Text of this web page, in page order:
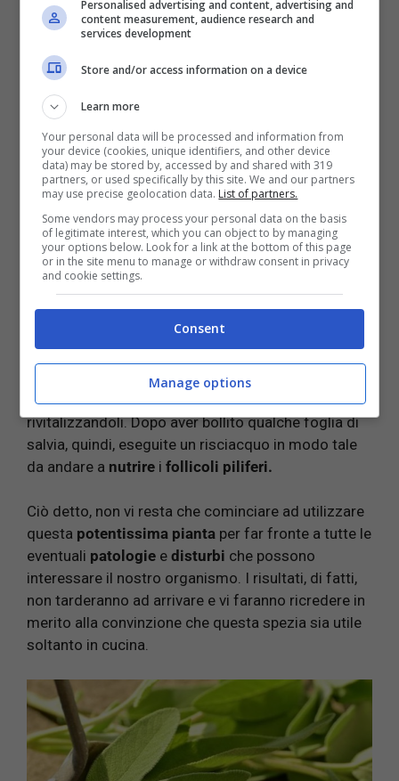
Le donne poi possonobeneficiare
effetti positividellasalviasulsistema ormonale
contro idolori del ciclo
casi:
amenorrea;
menopausa;
vampate di calore.
Le proprietà, infine, riguardano anche i capelli e la
loro salute. Preparando un infuso a base di salvia,
infatti, è possibile eseguire dei lavaggi per
Oltre a ciò, risulta essere particolarmente indicata
nellaprevenzionedellacaduta dei capelli
rivitalizzandoli. Dopo aver bollito qualche foglia di
salvia, quindi, eseguite un risciacquo in modo tale
da andare a nutrire i follicoli piliferi.
Ciò detto, non vi resta che cominciare ad utilizzare
questa potentissima pianta per far fronte a tutte le
eventuali patologie e disturbi che possono
interessare il nostro organismo. I risultati, di fatti,
non tarderanno ad arrivare e vi faranno ricredere in
merito alla convinzione che questa spezia sia utile
soltanto in cucina.
Personalised advertising and content, advertising and
content measurement, audience research and
services development
Store and/or access information on a device
Learn more
Your personal data will be processed and information from
your device (cookies, unique identifiers, and other device
data) may be stored by, accessed by and shared with 319
partners, or used specifically by this site. We and our partners
may use precise geolocation data. List of partners.
Some vendors may process your personal data on the basis
of legitimate interest, which you can object to by managing
your options below. Look for a link at the bottom of this page
or in the site menu to manage or withdraw consent in privacy
and cookie settings.
Consent
Manage options